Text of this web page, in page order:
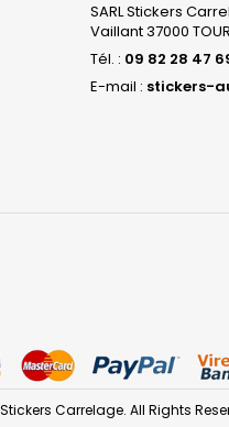
Carrelage. All Rights
SARL Stickers
Vaillant 37000
Tél. : 09 82 28 47
E-mail : stickers-